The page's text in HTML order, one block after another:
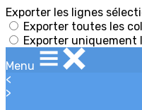
Exporter les lignes
Exporter toutes les
Exporter uniquement
Menu
<
>